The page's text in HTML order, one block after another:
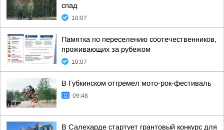
спад
10:07
Памятка по переселению соотечественников,
проживающих за рубежом
10:07
В Губкинском отгремел мото-рок-фестиваль
09:48
В Салехарде стартует грантовый конкурс для